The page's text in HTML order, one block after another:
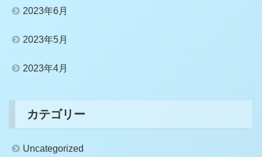
2023年6月
2023年5月
2023年4月
カテゴリー
Uncategorized